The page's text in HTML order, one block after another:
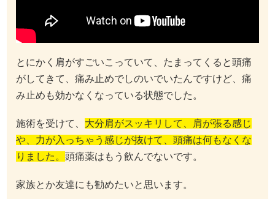
とにかく肩がすごいこっていて、たまってくると頭痛
がしてきて、痛み止めでしのいでいたんですけど、痛
み止めも効かなくなっている状態でした。
施術を受けて、 大分肩がスッキリして、肩が張る感じ
や、力が入っちゃう感じが抜けて、頭痛は何もなくな
りました。 頭痛薬はもう飲んでないです。
家族とか友達にも勧めたいと思います。